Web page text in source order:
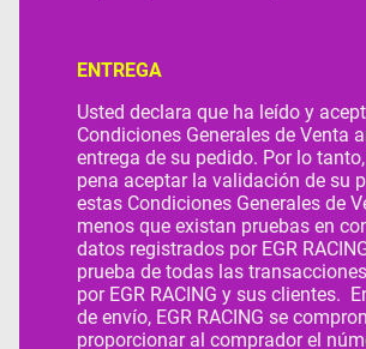
ENTREGA
Usted declara que ha leído y
Condiciones Generales de Venta
entrega de su pedido. Por lo
pena aceptar la validación de su
estas Condiciones Generales de
menos que existan pruebas en
datos registrados por EGR
prueba de todas las
por EGR RACING y sus clientes.
de envío, EGR RACING se
proporcionar al comprador el